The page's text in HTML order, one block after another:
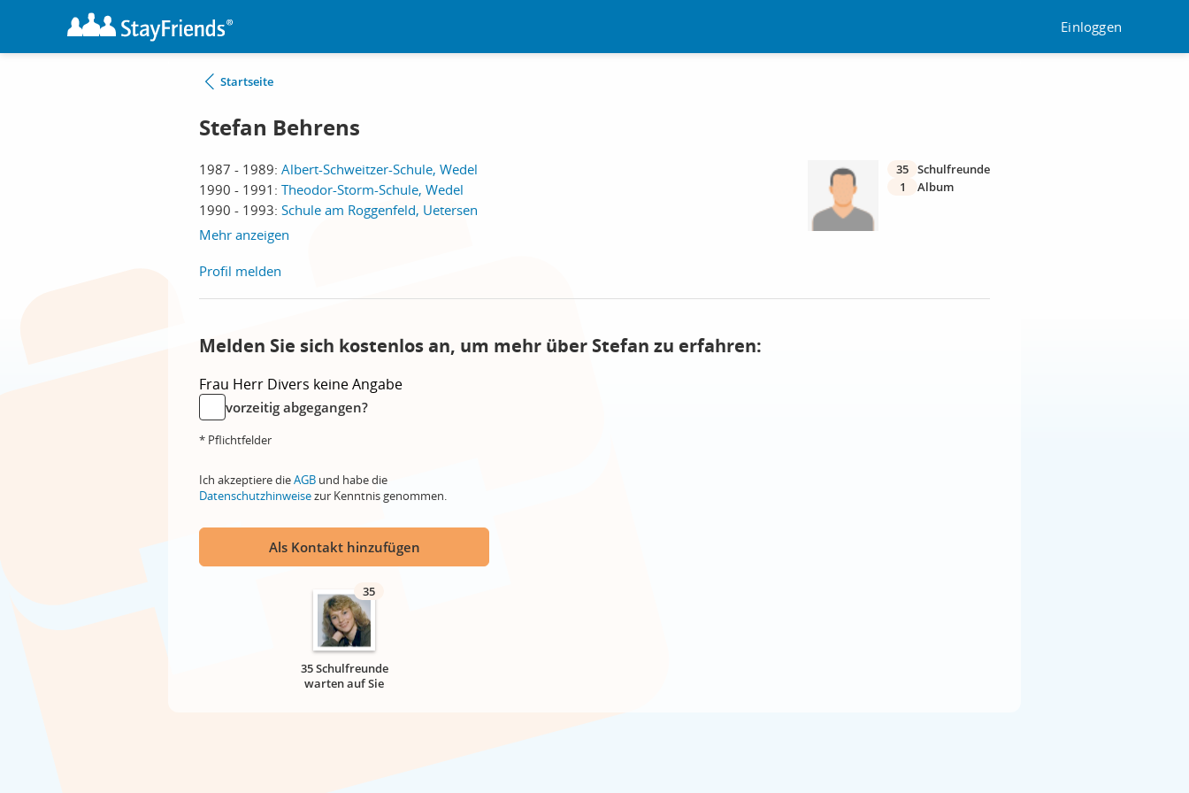
Einloggen
Startseite
Stefan Behrens
1987 - 1989: Albert-Schweitzer-Schule, Wedel
1990 - 1991: Theodor-Storm-Schule, Wedel
1990 - 1993: Schule am Roggenfeld, Uetersen
Mehr anzeigen
35 Schulfreunde
1
Album
Profil melden
Melden Sie sich kostenlos an, um mehr über Stefan zu erfahren:
Frau Herr Divers keine Angabe
vorzeitig abgegangen?
* Pflichtfelder
Ich akzeptiere dieAGB und habe die
Datenschutzhinweisezur Kenntnis genommen.
Als Kontakt hinzufügen
35
35 Schulfreunde
warten auf Sie